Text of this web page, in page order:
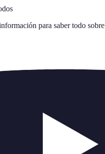
para saber todo sobre